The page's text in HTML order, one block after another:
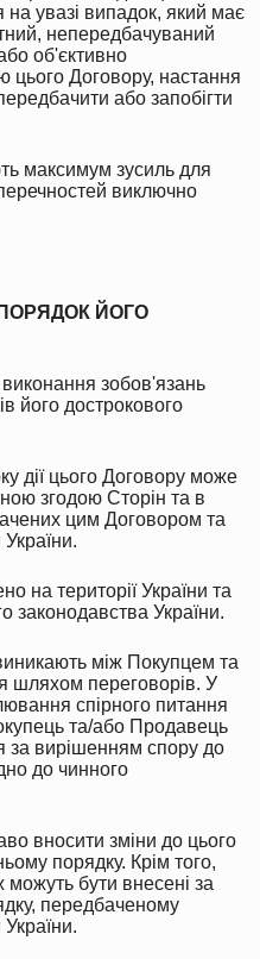
увазі випадок, який має
непередбачуваний
об'єктивно
Договору, настання
або запобігти
максимум зусиль для
виключно
ПОРЯДОК ЙОГО
зобов'язань
його дострокового
дії цього Договору може
згодою Сторін та в
цим Договором та
на території України та
законодавства України.
між Покупцем та
шляхом переговорів. У
спірного питання
та/або Продавець
за вирішенням спору до
до чинного
вносити зміни до цього
порядку. Крім того,
бути внесені за
передбаченому